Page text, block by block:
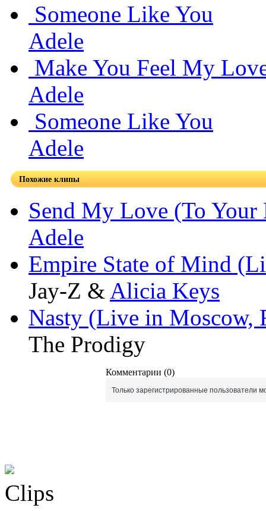
Someone Like You
Adele
Make You Feel My
Adele
Someone Like You
Adele
Похожие клипы
Send My Love (To
Adele
Empire State of Mind
Jay-Z & Alicia Keys
Nasty (Live in Moscow,
The Prodigy
Комментарии (0)
Только зарегистрированные пользователи
Clips